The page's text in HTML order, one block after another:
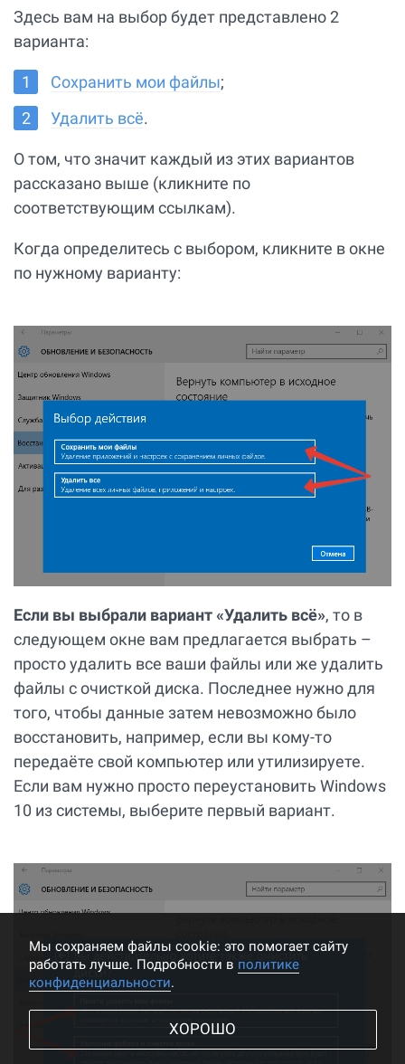
Здесь вам на выбор будет представлено 2
варианта:
Сохранить мои файлы;
Удалить всё.
О том, что значит каждый из этих вариантов
рассказано выше (кликните по
соответствующим ссылкам).
Когда определитесь с выбором, кликните в окне
по нужному варианту:
Если вы выбрали вариант «Удалить всё», то в
следующем окне вам предлагается выбрать –
просто удалить все ваши файлы или же удалить
файлы с очисткой диска. Последнее нужно для
того, чтобы данные затем невозможно было
восстановить, например, если вы кому-то
передаёте свой компьютер или утилизируете.
Если вам нужно просто переустановить Windows
10 из системы, выберите первый вариант.
Мы cохраняем файлы cookie: это помогает сайту
работать лучше. Подробности в политике
конфиденциальности.
ХОРОШО